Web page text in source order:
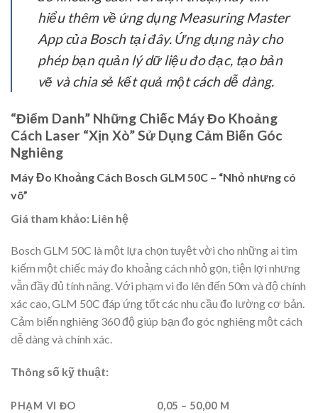
hiểu thêm về ứng dụng Measuring Master
App của Bosch tại đây. Ứng dụng này cho
phép bạn quản lý dữ liệu đo đạc, tạo bản
vẽ và chia sẻ kết quả một cách dễ dàng.
“Điểm Danh” Những Chiếc Máy Đo Khoảng
Cách Laser “Xịn Xò” Sử Dụng Cảm Biến Góc
Nghiêng
Máy Đo Khoảng Cách Bosch GLM 50C – “Nhỏ nhưng có
võ”
Giá tham khảo: Liên hệ
Bosch GLM 50C là một lựa chọn tuyệt vời cho những ai tìm
kiếm một chiếc máy đo khoảng cách nhỏ gọn, tiện lợi nhưng
vẫn đầy đủ tính năng. Với phạm vi đo lên đến 50m và độ chính
xác cao, GLM 50C đáp ứng tốt các nhu cầu đo lường cơ bản.
Cảm biến nghiêng 360 độ giúp bạn đo góc nghiêng một cách
dễ dàng và chính xác.
Thông số kỹ thuật:
PHẠM VI ĐO
0,05 – 50,00 M